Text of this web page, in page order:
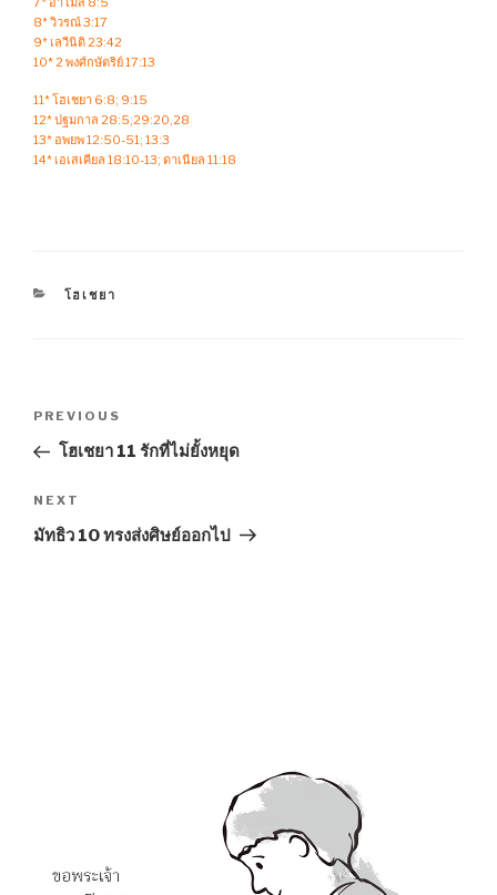
8* วิวรณ์ 3:17
9* เลวีนิติ 23:42
10* 2 พงศ์กษัตริย์ 17:13
11* โฮเชยา 6:8; 9:15
12* ปฐมกาล 28:5;29:20,28
13* อพยพ 12:50-51; 13:3
14* เอเสเคียล 18:10-13; ดาเนียล 11:18
CATEGORIES
โฮเชยา
navigation
Previous
Post
PREVIOUS
โฮเชยา 11 รักที่ไม่ยั้งหยุด
Next
Post
NEXT
มัทธิว 10 ทรงส่งศิษย์ออกไป